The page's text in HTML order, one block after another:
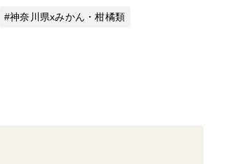
神奈川県xみかん・柑橘類